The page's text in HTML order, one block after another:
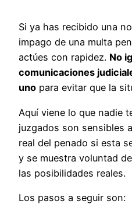
Si ya has recibido una
impago de una multa
actúes con rapidez. No
comunicaciones
uno para evitar que la
Aquí viene lo que nadie
juzgados son sensibles
real del penado si esta
y se muestra voluntad
las posibilidades reales.
Los pasos a seguir son: